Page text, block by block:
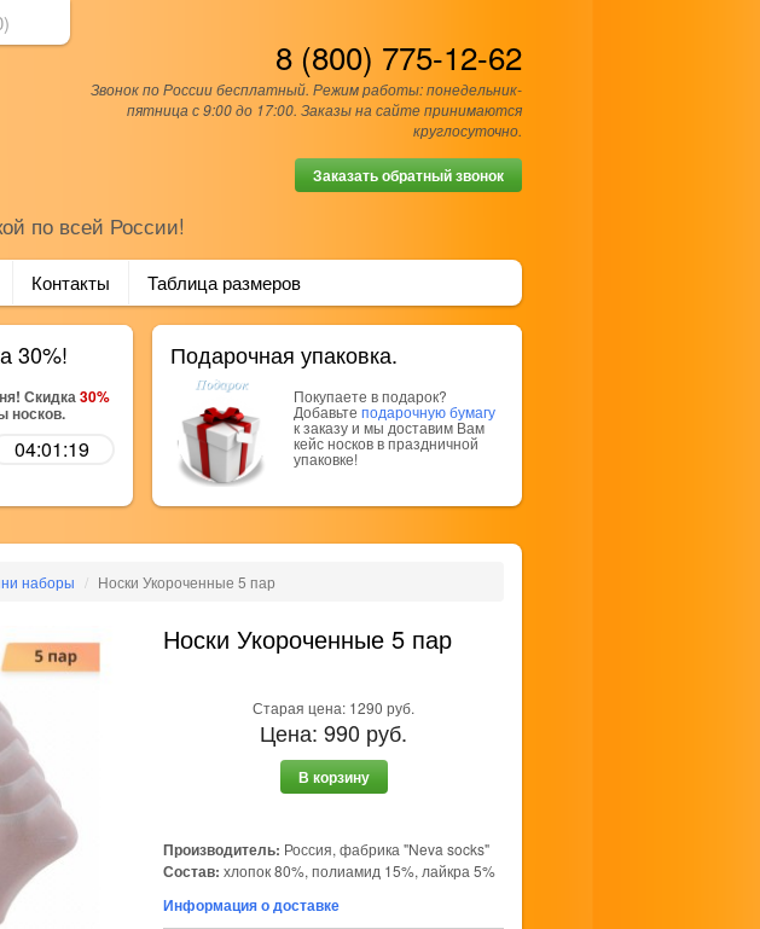
8 (800) 775-12-62
Звонок по России бесплатный. Режим работы: понедельник-
пятница с 9:00 до 17:00. Заказы на сайте принимаются
круглосуточно.
Заказать обратный звонок
по всей России!
Контакты Таблица размеров
30%!
Скидка30%
носков.
04:01:18
Подарочная упаковка.
Покупаете в подарок?
Добавьте подарочную бумагу
к заказу и мы доставим Вам
кейс носков в праздничной
упаковке!
наборы Носки Укороченные 5 пар
Носки Укороченные 5 пар
Старая цена: 1290 руб.
Цена:990 руб.
В корзину
Производитель: Россия, фабрика "Neva socks"
Состав: хлопок 80%, полиамид 15%, лайкра 5%
Информация о доставке
)